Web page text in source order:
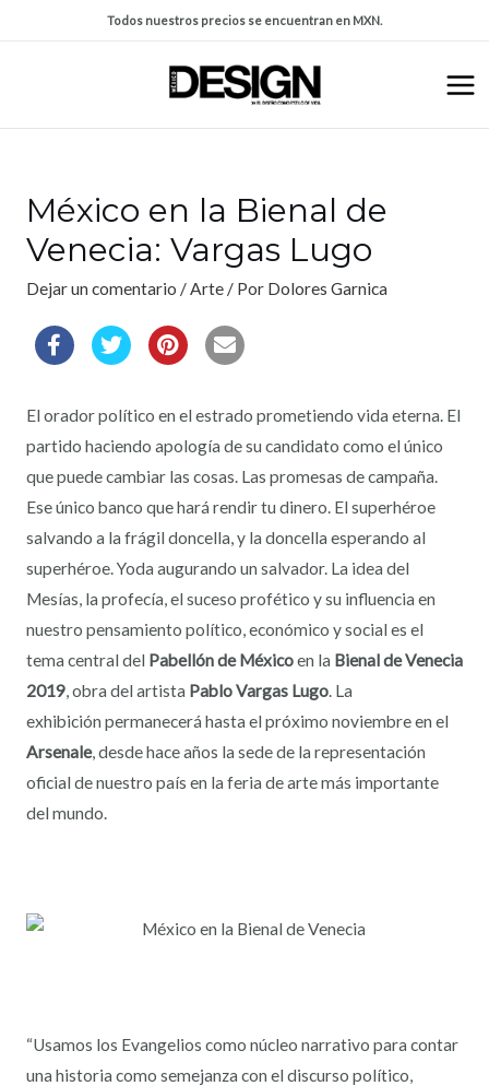
Todos nuestros precios se encuentran en MXN.
México en la Bienal de
Venecia: Vargas Lugo
Dejar un comentario /Arte/ Por Dolores Garnica
El orador político en el estrado prometiendo vida eterna. El
partido haciendo apología de su candidato como el único
que puede cambiar las cosas. Las promesas de campaña.
Ese único banco que hará rendir tu dinero. El superhéroe
salvando a la frágil doncella, y la doncella esperando al
superhéroe. Yoda augurando un salvador. La idea del
Mesías, la profecía, el suceso profético y su influencia en
nuestro pensamiento político, económico y social es el
tema central del Pabellón de Méxicoen la Bienal de Venecia
2019, obra del artista Pablo Vargas Lugo. La
exhibición permanecerá hasta el próximo noviembre en el
Arsenale, desde hace años la sede de la representación
oficial de nuestro país en la feria de arte más importante
del mundo.
“Usamos los Evangelios como núcleo narrativo para contar
una historia como semejanza con el discurso político,